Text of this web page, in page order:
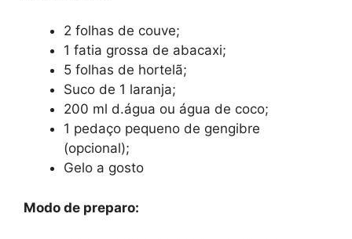
2 folhas de couve;
1 fatia grossa de abacaxi;
5 folhas de hortelã;
Suco de 1 laranja;
200 ml d.água ou água de coco;
1 pedaço pequeno de gengibre
(opcional);
Gelo a gosto
Modo de preparo: